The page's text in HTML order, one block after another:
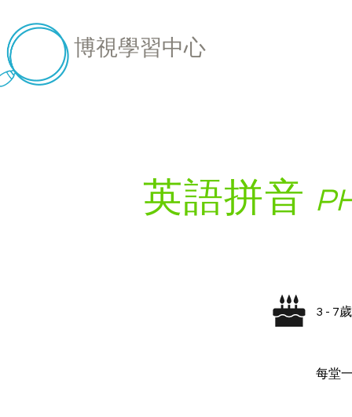
博視學習中心
英語拼音
3 - 7歲
每堂